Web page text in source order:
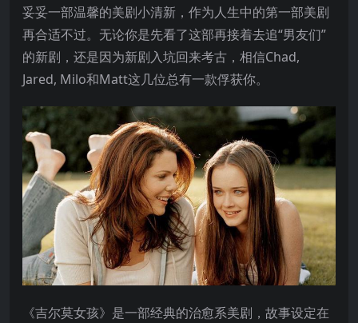
妥妥一部温馨的美剧小清新，作为人生中的第一部美剧
再合适不过。无论你是先看了这部再接着去追“男友们”
的新剧，还是因为新剧入坑回来考古，相信Chad,
Jared, Milo和Matt这几位总有一款俘获你。
《吉尔莫女孩》是一部经典的治愈系美剧，故事设定在